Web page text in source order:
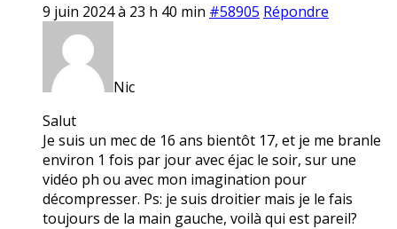
9 juin 2024 à 23 h 40 min #58905 Répondre
Nic
Salut
Je suis un mec de 16 ans bientôt 17, et je me branle
environ 1 fois par jour avec éjac le soir, sur une
vidéo ph ou avec mon imagination pour
décompresser. Ps: je suis droitier mais je le fais
toujours de la main gauche, voilà qui est pareil?